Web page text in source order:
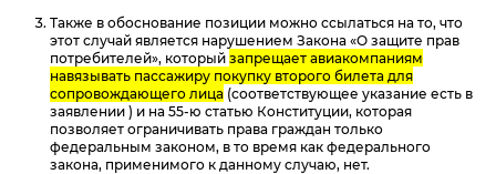
Также в обоснование позиции можно ссылаться на то, что
этот случай является нарушением Закона «О защите прав
потребителей», которыйзапрещает авиакомпаниям
навязывать пассажиру покупку второго билета для
сопровождающего лица (соответствующее указание есть в
заявлении ) и на 55-ю статью Конституции, которая
позволяет ограничивать права граждан только
федеральным законом, в то время как федерального
закона, применимого к данному случаю, нет.